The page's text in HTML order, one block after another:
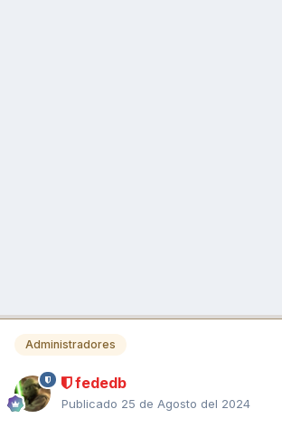
Administradores
fededb
Publicado 25 de Agosto del 2024